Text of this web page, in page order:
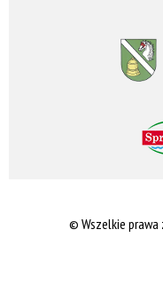
© Wszelkie prawa